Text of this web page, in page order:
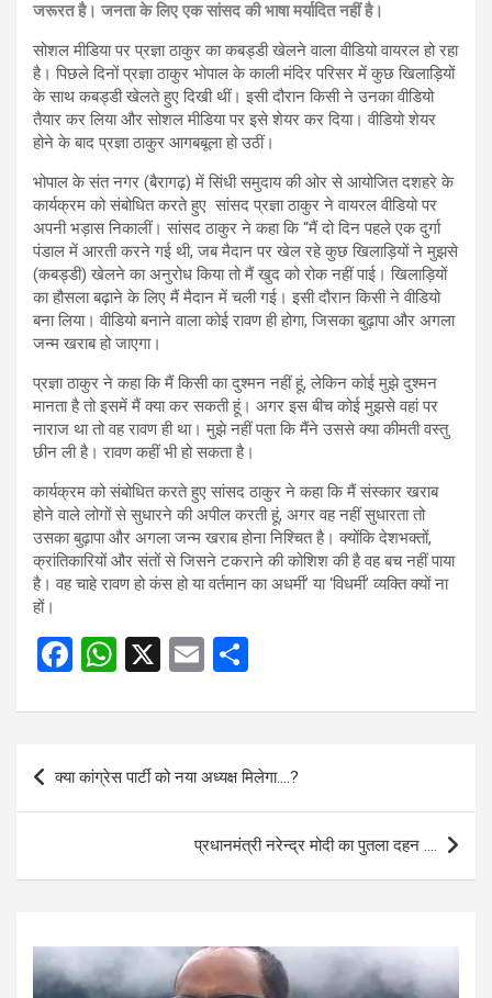
जरूरत है। जनता के लिए एक सांसद की भाषा मर्यादित नहीं है।
सोशल मीडिया पर प्रज्ञा ठाकुर का कबड्डी खेलने वाला वीडियो वायरल हो रहा
है। पिछले दिनों प्रज्ञा ठाकुर भोपाल के काली मंदिर परिसर में कुछ खिलाड़ियों
के साथ कबड्डी खेलते हुए दिखी थीं। इसी दौरान किसी ने उनका वीडियो
तैयार कर लिया और सोशल मीडिया पर इसे शेयर कर दिया। वीडियो शेयर
होने के बाद प्रज्ञा ठाकुर आगबबूला हो उठीं।
भोपाल के संत नगर (बैरागढ़) में सिंधी समुदाय की ओर से आयोजित दशहरे के
कार्यक्रम को संबोधित करते हुए सांसद प्रज्ञा ठाकुर ने वायरल वीडियो पर
अपनी भड़ास निकालीं। सांसद ठाकुर ने कहा कि “मैं दो दिन पहले एक दुर्गा
पंडाल में आरती करने गई थी, जब मैदान पर खेल रहे कुछ खिलाड़ियों ने मुझसे
(कबड्डी) खेलने का अनुरोध किया तो मैं खुद को रोक नहीं पाई। खिलाड़ियों
का हौसला बढ़ाने के लिए मैं मैदान में चली गई। इसी दौरान किसी ने वीडियो
बना लिया। वीडियो बनाने वाला कोई रावण ही होगा, जिसका बुढ़ापा और अगला
जन्म खराब हो जाएगा।
प्रज्ञा ठाकुर ने कहा कि मैं किसी का दुश्मन नहीं हूं, लेकिन कोई मुझे दुश्मन
मानता है तो इसमें मैं क्या कर सकती हूं। अगर इस बीच कोई मुझसे वहां पर
नाराज था तो वह रावण ही था। मुझे नहीं पता कि मैंने उससे क्या कीमती वस्तु
छीन ली है। रावण कहीं भी हो सकता है।
कार्यक्रम को संबोधित करते हुए सांसद ठाकुर ने कहा कि मैं संस्कार खराब
होने वाले लोगों से सुधारने की अपील करती हूं, अगर वह नहीं सुधारता तो
उसका बुढ़ापा और अगला जन्म खराब होना निश्चित है। क्योंकि देशभक्तों,
क्रांतिकारियों और संतों से जिसने टकराने की कोशिश की है वह बच नहीं पाया
है। वह चाहे रावण हो कंस हो या वर्तमान का अधर्मी’ या ‘विधर्मी’ व्यक्ति क्यों ना
हों।
F
ce
o
W
at
A
X
E
ail ar
e
Post
navigation
क्या कांग्रेस पार्टी को नया अध्यक्ष मिलेगा….?
प्रधानमंत्री नरेन्द्र मोदी का पुतला दहन ….